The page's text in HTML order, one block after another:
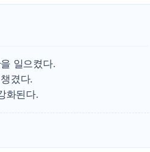
李대통령 "결혼 때
여수 오동도 인근
추미애, '위안부'
인천 선재도 갯벌
인천서 말다툼 중
'화합' 꺼낸 김민석
일으켰다.
겼다.
화된다.